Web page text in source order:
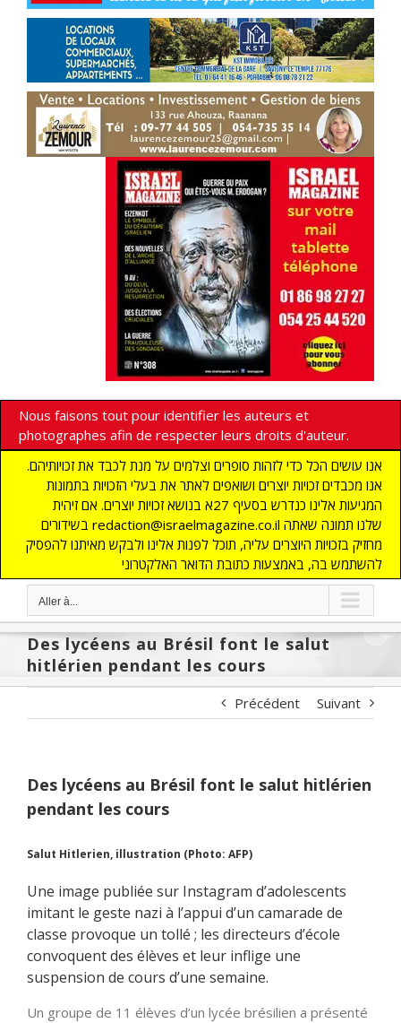
Nous faisons tout pour identifier les auteurs et
photographes afin de respecter leurs droits d'auteur.
אנו עושים הכל כדי לזהות סופרים וצלמים על מנת לכבד את זכויותיהם.
אנו מכבדים זכויות יוצרים ושואפים לאתר את בעלי הזכויות בתמונות
המגיעות אלינו כנדרש בסעיף 27א בנושא זכויות יוצרים. אם זיהית
בשידורים redaction@israelmagazine.co.il שלנו תמונה שאתה
מחזיק בזכויות היוצרים עליה, תוכל לפנות אלינו ולבקש מאיתנו להפסיק
להשתמש בה, באמצעות כתובת הדואר האלקטרוני
Aller à...
Des lycéens au Brésil font le salut
hitlérien pendant les cours
Précédent Suivant
Des lycéens au Brésil font le salut hitlérien
pendant les cours
Salut Hitlerien, illustration (Photo: AFP)
Une image publiée sur Instagram d’adolescents
imitant le geste nazi à l’appui d’un camarade de
classe provoque un tollé ; les directeurs d’école
convoquent des élèves et leur inflige une
suspension de cours d’une semaine.
Un groupe de 11 élèves d’un lycée brésilien a présenté